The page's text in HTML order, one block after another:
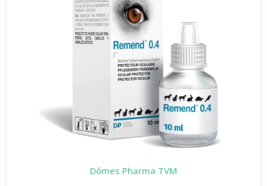
Dômes Pharma TVM